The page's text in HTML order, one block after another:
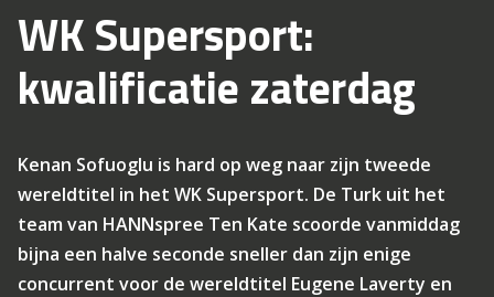
WK Supersport:
kwalificatie zaterdag
Kenan Sofuoglu is hard op weg naar zijn tweede
wereldtitel in het WK Supersport. De Turk uit het
team van HANNspree Ten Kate scoorde vanmiddag
bijna een halve seconde sneller dan zijn enige
concurrent voor de wereldtitel Eugene Laverty en